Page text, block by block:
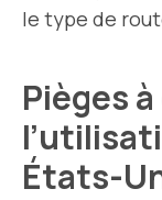
le type de
Pièges
États-